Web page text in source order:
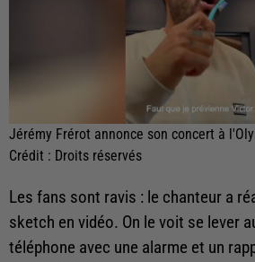
Jérémy Frérot annonce son concert à
Crédit : Droits réservés
Les fans sont ravis : le chanteur a
sketch en vidéo. On le voit se lever
téléphone avec une alarme et un